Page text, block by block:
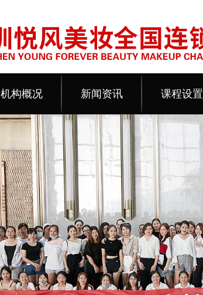
机构概况 新闻资讯 课程设置